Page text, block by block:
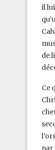
il
de
Ce
par